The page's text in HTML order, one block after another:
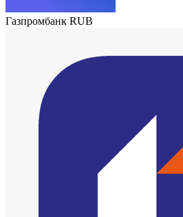
Газпромбанк RUB